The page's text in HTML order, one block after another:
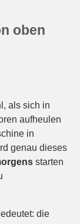
oben
als sich in
aufheulen
in
genau dieses
starten
die